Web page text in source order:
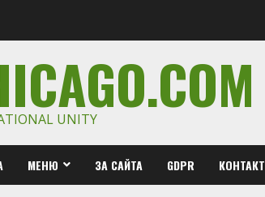
UNITY
МЕНЮ ЗА САЙТА GDPR КОНТАКТ